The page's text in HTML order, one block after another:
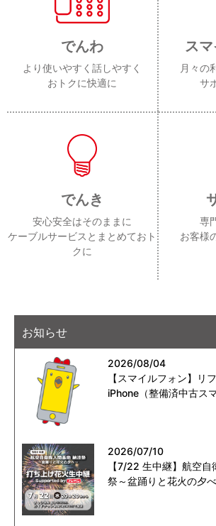
でんわ
より使いやすく話しやすく
おトクに快適に
ス
月々の
サ
でんき
安心安全はそのままに
ケーブルサービスとまとめておト
クに
専
お客様
お知らせ
2026/08/04
【スマイルフォン】リ
iPhone（整備済中古ス
2026/07/10
【7/22 生中継】航空
祭～盆踊りと花火の夕